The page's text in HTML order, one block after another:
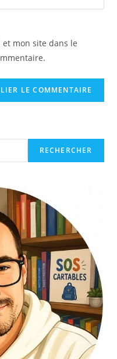
mon site dans le
RECHERCHER